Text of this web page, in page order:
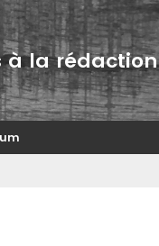
à la rédaction